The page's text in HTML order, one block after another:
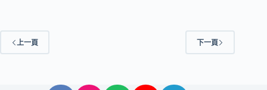
上一頁 下一頁